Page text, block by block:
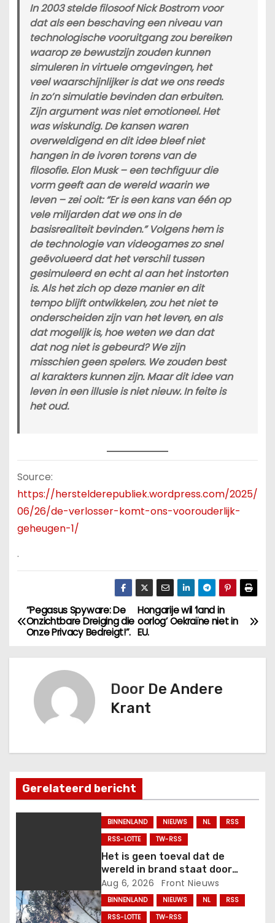
In 2003 stelde filosoof Nick Bostrom voor
dat als een beschaving een niveau van
technologische vooruitgang zou bereiken
waarop ze bewustzijn zouden kunnen
simuleren in virtuele omgevingen, het
veel waarschijnlijker is dat we ons reeds
in zo’n simulatie bevinden dan erbuiten.
Zijn argument was niet emotioneel. Het
was wiskundig. De kansen waren
overweldigend en dit idee bleef niet
hangen in de ivoren torens van de
filosofie. Elon Musk – een techfiguur die
vorm geeft aan de wereld waarin we
leven – zei ooit: “Er is een kans van één op
vele miljarden dat we ons in de
basisrealiteit bevinden.” Volgens hem is
de technologie van videogames zo snel
geëvolueerd dat het verschil tussen
gesimuleerd en echt al aan het instorten
is. Als het zich op deze manier en dit
tempo blijft ontwikkelen, zou het niet te
onderscheiden zijn van het leven, en als
dat mogelijk is, hoe weten we dan dat
dat nog niet is gebeurd? We zijn
misschien geen spelers. We zouden best
al karakters kunnen zijn. Maar dit idee van
leven in een illusie is niet nieuw. In feite is
het oud.
Source:
https://herstelderepubliek.wordpress.com/2025/
06/26/de-verlosser-komt-ons-voorouderlijk-
geheugen-1/
.
B
t
n
g
Hongarije wil ‘land in
oorlog’ Oekraïne niet in
EU.
“Pegasus Spyware: De
Onzichtbare Dreiging die
Onze Privacy Bedreigt!”.
Door De Andere
Krant
Gerelateerd bericht
BINNENLAND NIEUWS NL
RSS
RSS-LOTTE
TW-RSS
Het is geen toeval dat de
wereld in brand staat door
oorlogen, dat gezondheidszorg
onbetaalbaar is geworden of
van slechte kwaliteit is, en dat
Aug 6, 2026 Front Nieuws
BINNENLAND NIEUWS NL
RSS
RSS-LOTTE
TW-RSS